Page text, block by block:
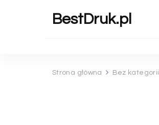
BestDruk.pl
Strona główna Bez kategorii